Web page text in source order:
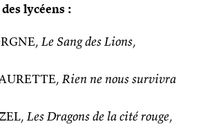
lycéens :
Le Sang des Lions,
Rien ne nous survivra
Les Dragons de la cité rouge,